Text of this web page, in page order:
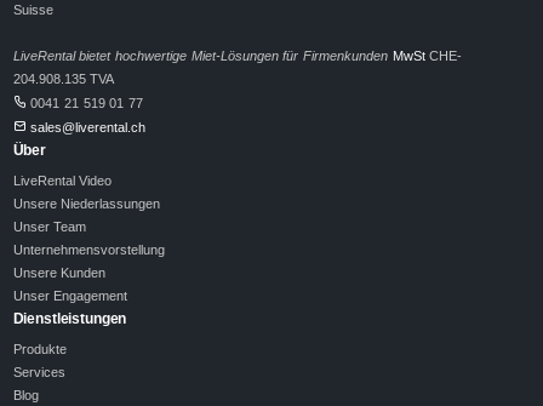
Suisse
LiveRental bietet hochwertige Miet-Lösungen für Firmenkunden MwStCHE-
204.908.135 TVA
0041 21 519 01 77
sales@liverental.ch
Über
LiveRental Video
Unsere Niederlassungen
Unser Team
Unternehmensvorstellung
Unsere Kunden
Unser Engagement
Dienstleistungen
Produkte
Services
Blog